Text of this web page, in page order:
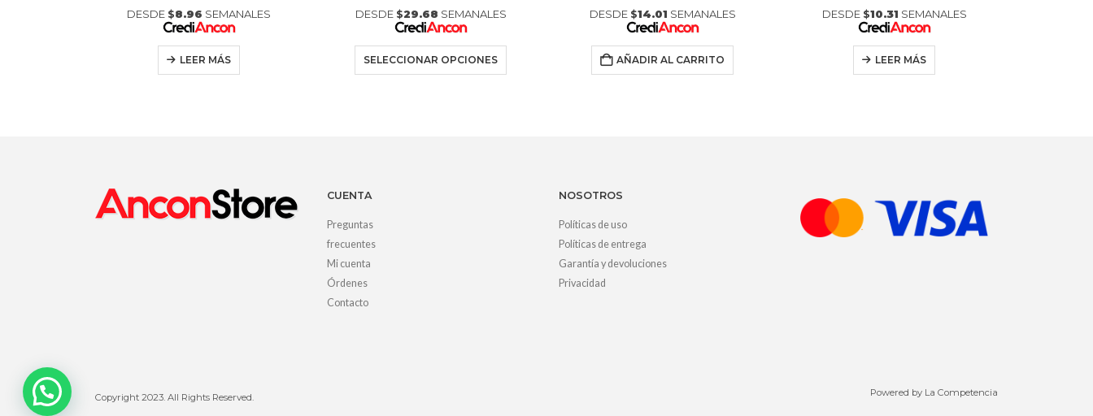
DESDE $8.96 SEMANALES
LEER MÁS
DESDE $29.68 SEMANALES
SELECCIONAR OPCIONES
DESDE $14.01 SEMANALES
AÑADIR AL CARRITO
DESDE $10.31 SEMANALES
LEER MÁS
CUENTA
Preguntas
frecuentes
Mi cuenta
Órdenes
Contacto
NOSOTROS
Políticas de uso
Políticas de entrega
Garantía y devoluciones
Privacidad
Copyright 2023. All Rights Reserved. Powered by La Competencia